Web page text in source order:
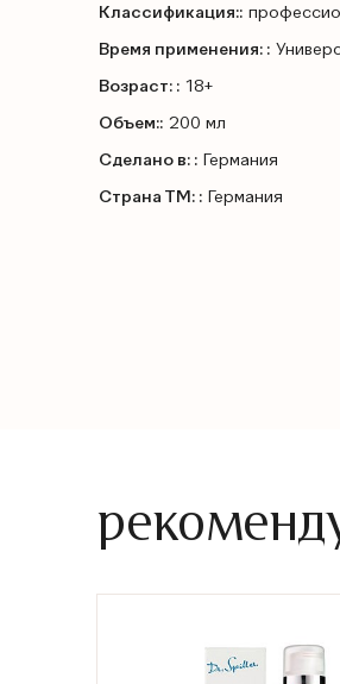
Классификация::
Время применения: :
Возраст: : 18+
Объем:: 200 мл
Сделано в: : Германия
Страна ТМ: : Германия